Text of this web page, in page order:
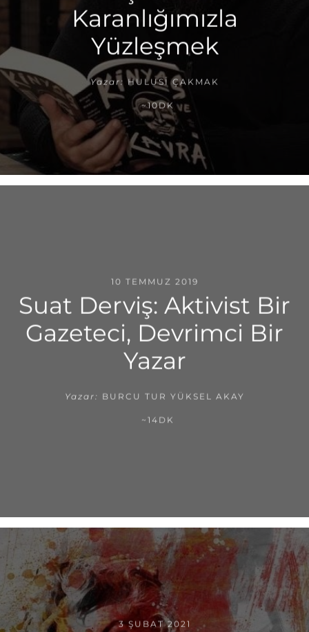
Karanlığımızla
Yüzleşmek
Yazar: HULUSI ÇAKMAK
~10DK
10 TEMMUZ 2019
Suat Derviş: Aktivist Bir
Gazeteci, Devrimci Bir
Yazar
Yazar: BURCU TUR YÜKSEL AKAY
~14DK
3 ŞUBAT 2021